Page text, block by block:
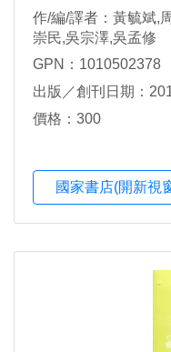
作/編/譯者：黃毓斌,
崇民,吳宗澤,吳孟修
GPN：1010502378
出版／創刊日期：
價格：300
國家書店(開新視